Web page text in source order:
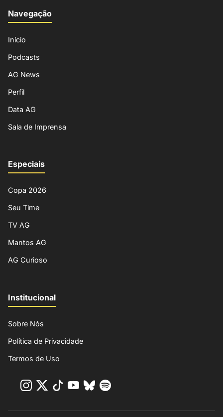
Navegação
Início
Podcasts
AG News
Perfil
Data AG
Sala de Imprensa
Especiais
Copa 2026
Seu Time
TV AG
Mantos AG
AG Curioso
Institucional
Sobre Nós
Política de Privacidade
Termos de Uso